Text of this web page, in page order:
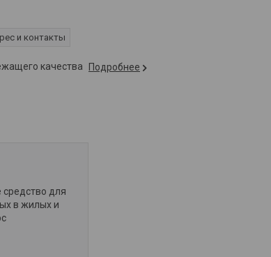
и контакты
качества Подробнее
для
в жилых и